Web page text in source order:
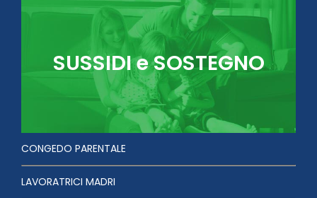
SUSSIDI e SOSTEGNO
CONGEDO PARENTALE
LAVORATRICI MADRI